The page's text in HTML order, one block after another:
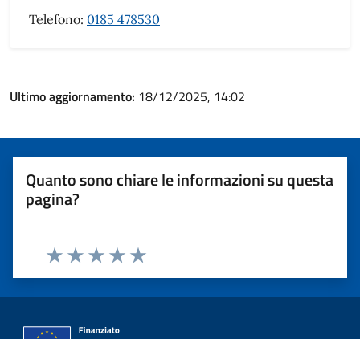
Telefono: 0185 478530
Ultimo aggiornamento: 18/12/2025, 14:02
Quanto sono chiare le informazioni su questa
pagina?
Valuta 5 stelle su 5
Valuta 4 stelle su 5
Valuta 3 stelle su 5
Valuta 2 stelle su 5
Valuta 1 stelle su 5